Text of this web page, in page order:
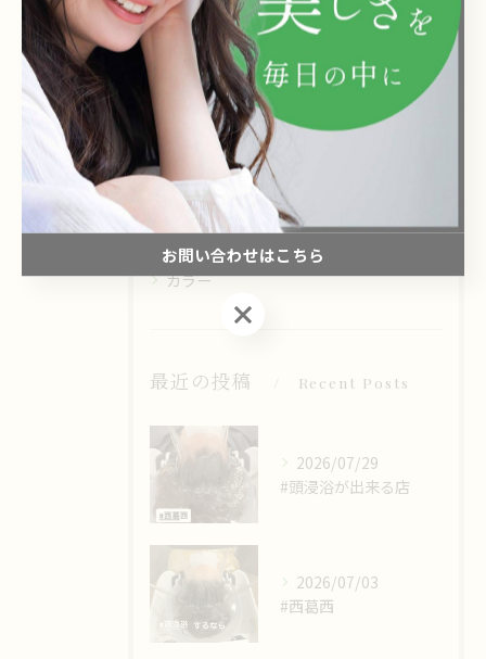
カテゴリー
全てのカテゴリー
オーガニックヘナ
髪質改善
カラー
最近の投稿 Recent Posts
2026/07/29
#頭浸浴が出来る店
2026/07/03
#西葛西
お問い合わせはこちら
お問い合わせはこちら